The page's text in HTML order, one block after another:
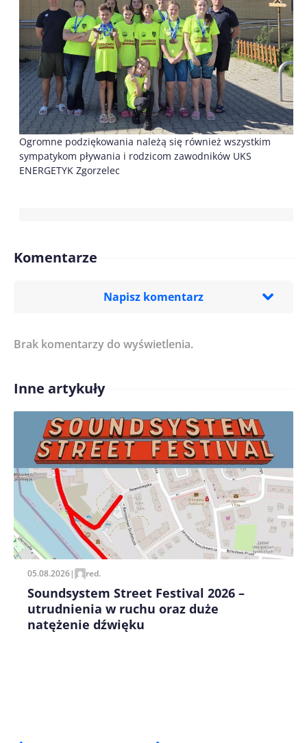
Ogromne podziękowania należą się również wszystkim
sympatykom pływania i rodzicom zawodników UKS
ENERGETYK Zgorzelec
Komentarze
Napisz komentarz
Treść komentarza*
Imię/ Nick*
Zapamiętaj moje dane w tej przeglądarce podczas
pisania kolejnych komentarzy.
Brak komentarzy do wyświetlenia.
Inne artykuły
05.08.2026| red.
Soundsystem Street Festival 2026 –
utrudnienia w ruchu oraz duże
natężenie dźwięku